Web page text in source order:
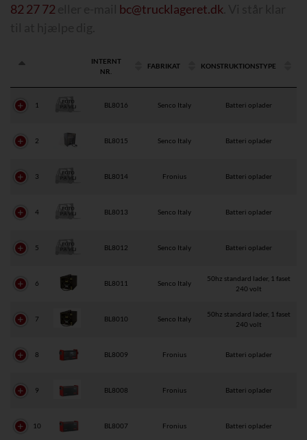
82 27 72
bc@trucklageret.dk
INTERNT
NR.
FABRIKAT KONSTRUKTIONSTYPE
1 BL8016 Senco Italy Batteri oplader
2 BL8015 Senco Italy Batteri oplader
3 BL8014 Fronius Batteri oplader
4 BL8013 Senco Italy Batteri oplader
5 BL8012 Senco Italy Batteri oplader
6 BL8011 Senco Italy
50hz standard lader, 1 faset
240 volt
7 BL8010 Senco Italy
50hz standard lader, 1 faset
240 volt
8 BL8009 Fronius Batteri oplader
9 BL8008 Fronius Batteri oplader
10 BL8007 Fronius Batteri oplader